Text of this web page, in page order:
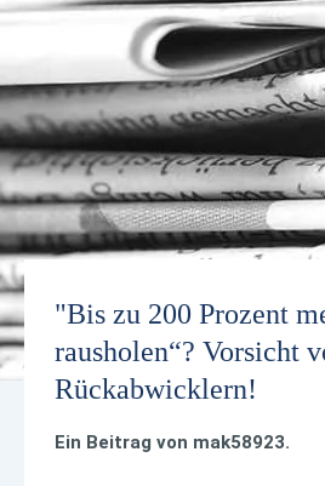
"Bis zu 200 Prozent
rausholen“? Vorsicht
Rückabwicklern!
Ein Beitrag von mak58923.